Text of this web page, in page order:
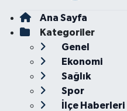
Ana Sayfa
Kategoriler
Genel
Ekonomi
Sağlık
Spor
İlçe Haberleri